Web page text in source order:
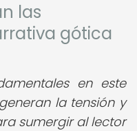
las
gótica
en este
la tensión y
sumergir al lector